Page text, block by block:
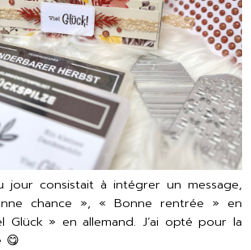
jour consistait à intégrer un message,
chance », « Bonne rentrée » en
Glück » en allemand. J’ai opté pour la
😋